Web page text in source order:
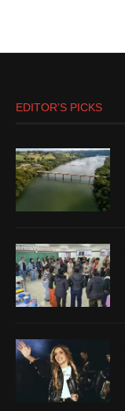
EDITOR’S PICKS